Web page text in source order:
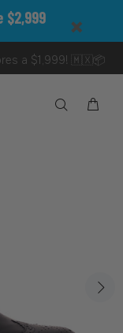
$2,999
a $1,999! 🇲🇽📦